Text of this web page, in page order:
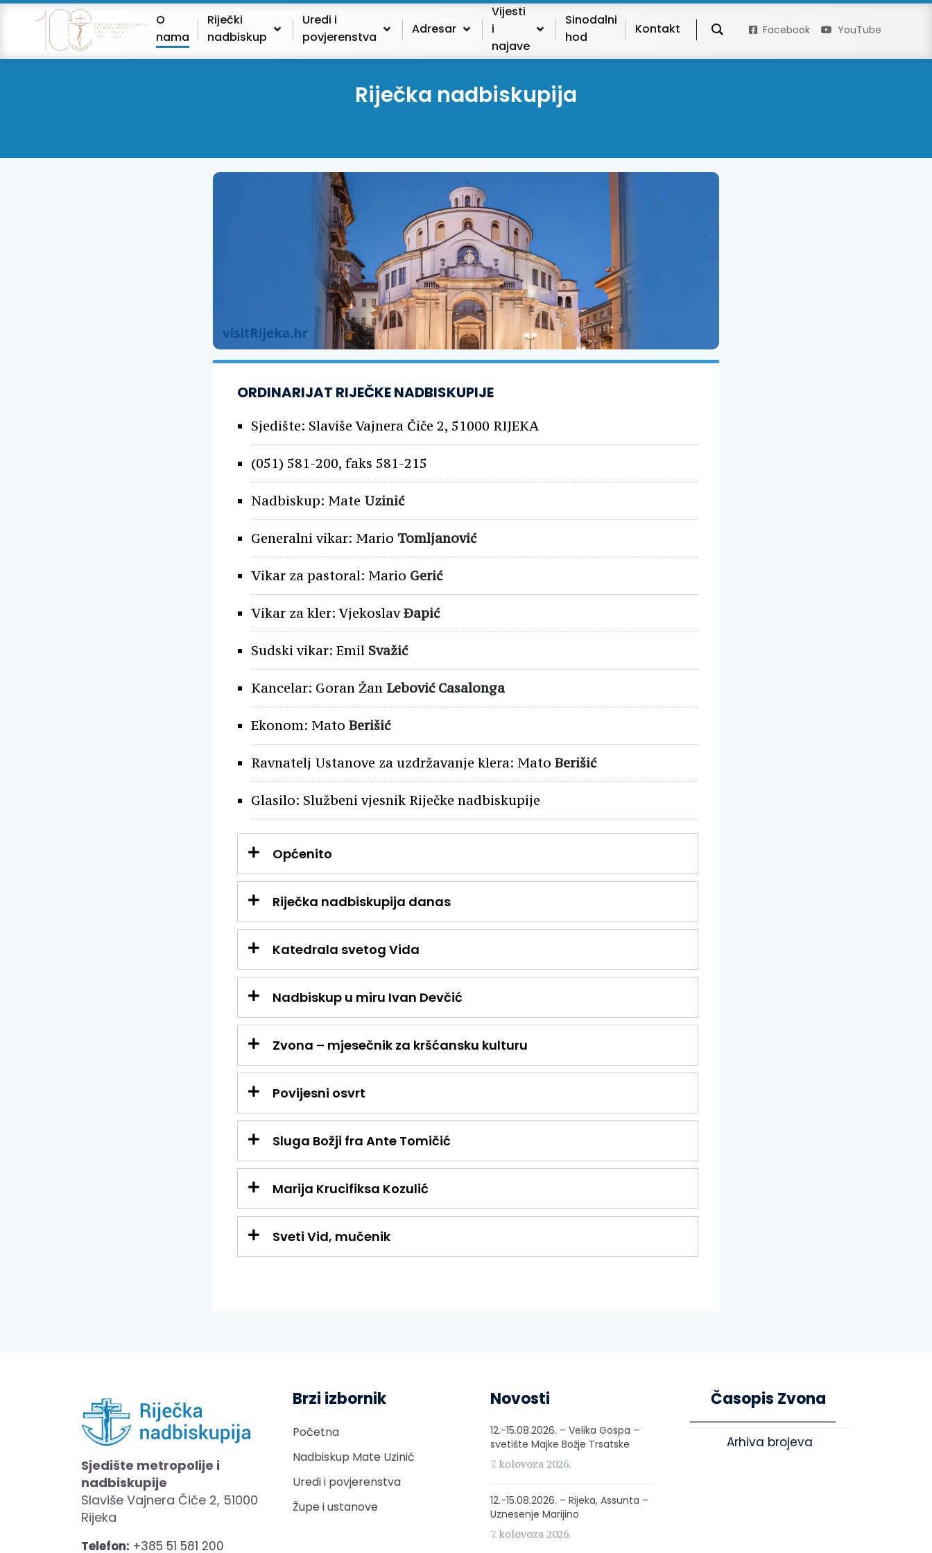
O
nama
Riječki
nadbiskup
Uredi i
povjerenstva
Adresar
Vijesti
i
najave
Sinodalni
hod
Kontakt Facebook YouTube
Riječka nadbiskupija
ORDINARIJAT RIJEČKE NADBISKUPIJE
Sjedište: Slaviše Vajnera Čiče 2, 51000 RIJEKA
(051) 581-200, faks 581-215
Nadbiskup: Mate Uzinić
Generalni vikar: Mario Tomljanović
Vikar za pastoral: Mario Gerić
Vikar za kler: VjekoslavĐapić
Sudski vikar: Emil Svažić
Kancelar: Goran Žan Lebović Casalonga
Ekonom: Mato Berišić
Ravnatelj Ustanove za uzdržavanje klera: Mato Berišić
Glasilo: Službeni vjesnik Riječke nadbiskupije
Općenito
Riječka nadbiskupija danas
Katedrala svetog Vida
Nadbiskup u miru Ivan Devčić
Zvona – mjesečnik za kršćansku kulturu
Povijesni osvrt
Sluga Božji fra Ante Tomičić
Marija Krucifiksa Kozulić
Sveti Vid, mučenik
Sjedište metropolije i
nadbiskupije
Slaviše Vajnera Čiče 2, 51000
Rijeka
Telefon: +385 51 581 200
Brzi izbornik
Početna
Nadbiskup Mate Uzinić
Uredi i povjerenstva
Župe i ustanove
Novosti
12.-15.08.2026. – Velika Gospa –
svetište Majke Božje Trsatske
7. kolovoza 2026.
12.-15.08.2026. – Rijeka, Assunta –
Uznesenje Marijino
7. kolovoza 2026.
Časopis Zvona
Arhiva brojeva